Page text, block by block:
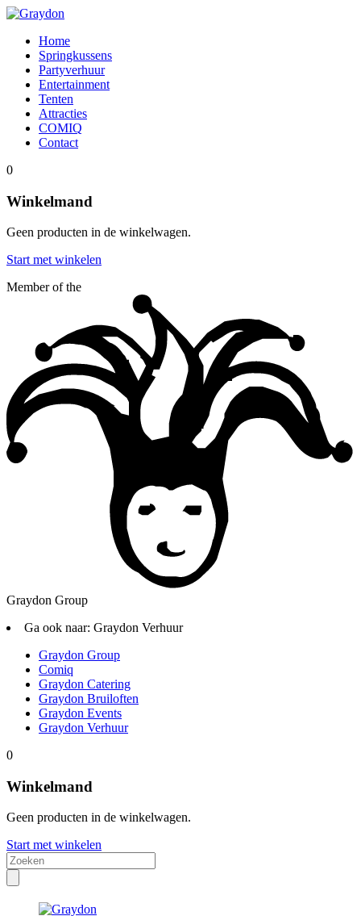
Home
Springkussens
Partyverhuur
Entertainment
Tenten
Attracties
COMIQ
Contact
0
Winkelmand
Geen producten in de winkelwagen.
Start met winkelen
Member of the
Graydon Group
Ga ook naar: Graydon Verhuur
Graydon Group
Comiq
Graydon Catering
Graydon Bruiloften
Graydon Events
Graydon Verhuur
0
Winkelmand
Geen producten in de winkelwagen.
Start met winkelen